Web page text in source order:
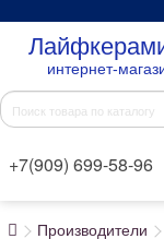
интернет-
+7(909) 699-58-96
Производители